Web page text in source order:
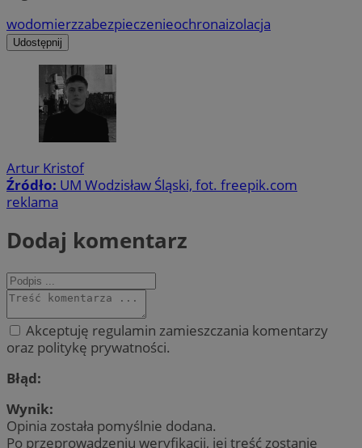
wodomierzzabezpieczenieochronaizolacja
Udostępnij
Artur Kristof
Źródło: UM Wodzisław Śląski, fot. freepik.com
reklama
Dodaj komentarz
Akceptuję regulamin zamieszczania komentarzy
oraz politykę prywatności.
Błąd:
Wynik:
Opinia została pomyślnie dodana.
Po przeprowadzeniu weryfikacji, jej treść zostanie